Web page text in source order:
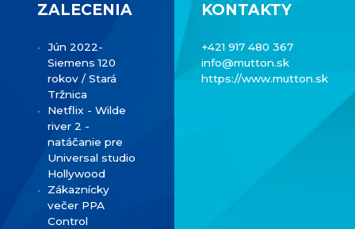
KONTAKTY
+421 917 480 367
info@mutton.sk
https://www.mutton.sk
ZALECENIA
Jún 2022-
Siemens 120
rokov / Stará
Tržnica
Netflix - Wilde
river 2 -
natáčanie pre
Universal studio
Hollywood
Zákaznícky
večer PPA
Control